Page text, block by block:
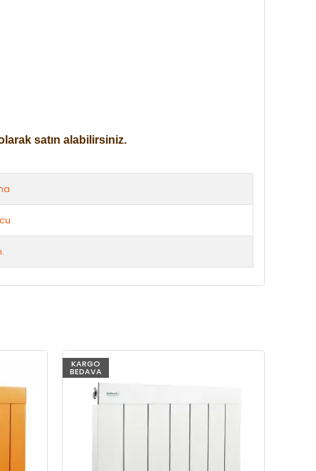
satın alabilirsiniz.
KARGO
BEDAVA